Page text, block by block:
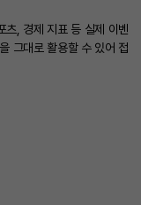
츠, 경제 지표 등 실제 이벤
그대로 활용할 수 있어 접